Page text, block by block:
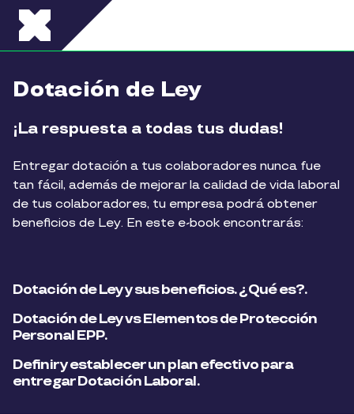
Pasar al contenido principal
Dotación de Ley
¡La respuesta a todas tus dudas!
Entregar dotación a tus colaboradores nunca fue
tan fácil, además de mejorar la calidad de vida laboral
de tus colaboradores, tu empresa podrá obtener
beneficios de Ley. En este e-book encontrarás:
Dotación de Ley y sus beneficios. ¿Qué es?.
Dotación de Ley vs Elementos de Protección
Personal EPP.
Definir y establecer un plan efectivo para
entregar Dotación Laboral.